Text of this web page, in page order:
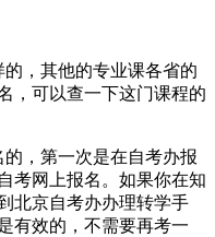
，其他的专业课各省的
，可以查一下这门课程的
，第一次是在自考办报
考网上报名。如果你在知
北京自考办办理转学手
有效的，不需要再考一